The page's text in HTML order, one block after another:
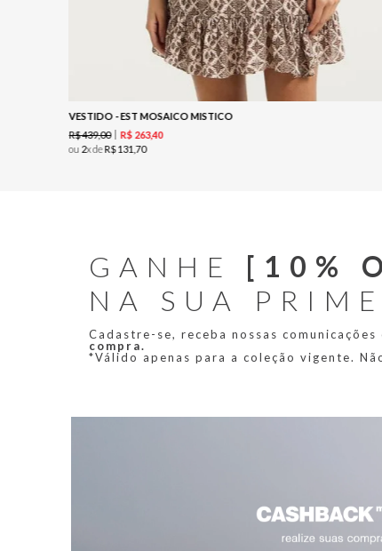
VESTIDO - EST MOSAICO MISTICO
R$439,00 R$ 263,40
ou 2x deR$131 ,70
GANHE [10%
NA SUA
Cadastre-se, receba nossas comunicações
compra.
*Válido apenas para a coleção vigente.